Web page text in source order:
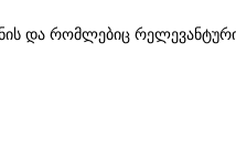
და რომლებიც